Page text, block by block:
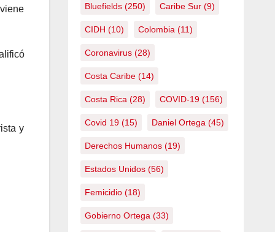
y
Bluefields(250) Caribe Sur(9)
CIDH (10) Colombia (11)
Coronavirus(28)
Costa Caribe(14)
Costa Rica (28) COVID-19(156)
Covid 19(15) Daniel Ortega (45)
Derechos Humanos(19)
Estados Unidos(56)
Femicidio(18)
Gobierno Ortega (33)